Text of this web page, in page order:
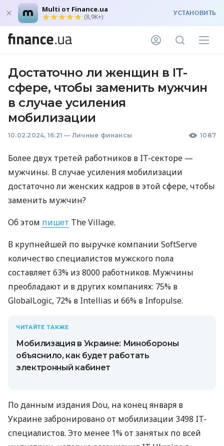
Multi от Finance.ua
(8,9K+) УСТАНОВИТЬ
Достаточно ли женщин в IT-
сфере, чтобы заменить мужчин
в случае усиления
мобилизации
10.02.2024, 16:21 — Личные финансы 1087
Более двух третей работников в IT-секторе —
мужчины. В случае усиления мобилизации
достаточно ли женских кадров в этой сфере, чтобы
заменить мужчин?
Об этом пишет The Village.
В крупнейшей по выручке компании SoftServe
количество специалистов мужского пола
составляет 63% из 8000 работников. Мужчины
преобладают и в других компаниях: 75% в
GlobalLogic, 72% в Intellias и 66% в Infopulse.
ЧИТАЙТЕ ТАКЖЕ
Мобилизация в Украине: Минобороны
объяснило, как будет работать
электронный кабинет
По данным издания Dou, на конец января в
Украине забронировано от мобилизации 3498 IT-
специалистов. Это менее 1% от занятых по всей